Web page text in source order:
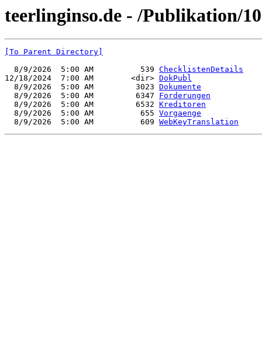
teerlinginso.de - /Publikation/
[To Parent Directory]
  8/9/2026  5:00 AM          539
ChecklistenDetails
12/18/2024  7:00 AM        <dir> DokPubl
  8/9/2026  5:00 AM         3023
Dokumente
  8/9/2026  5:00 AM         6347
Forderungen
  8/9/2026  5:00 AM         6532
Kreditoren
  8/9/2026  5:00 AM          655
Vorgaenge
  8/9/2026  5:00 AM          609
WebKeyTranslation